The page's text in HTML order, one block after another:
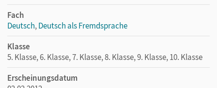
Fach
Deutsch,Deutsch als Fremdsprache
Klasse
5. Klasse, 6. Klasse, 7. Klasse, 8. Klasse, 9. Klasse, 10. Klasse
Erscheinungsdatum